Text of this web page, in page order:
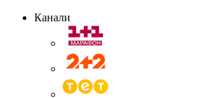
Канали